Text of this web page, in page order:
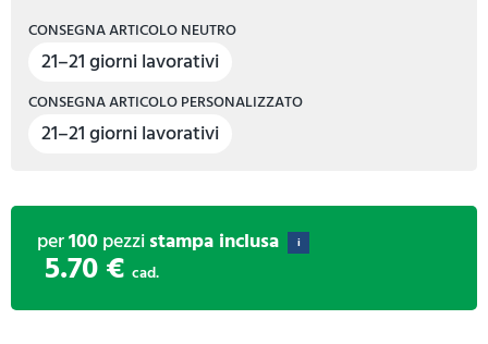
CONSEGNA ARTICOLO NEUTRO
21–21 giorni lavorativi
CONSEGNA ARTICOLO PERSONALIZZATO
21–21 giorni lavorativi
per100pezzistampa inclusa i
5.70 € cad.